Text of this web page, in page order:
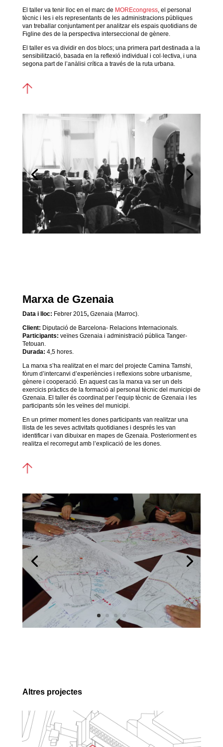
El taller va tenir lloc en el marc de MOREcongress, el personal
tècnic i les i els representants de les administracions públiques
van treballar conjuntament per analitzar els espais quotidians de
Figline des de la perspectiva interseccional de gènere.
El taller es va dividir en dos blocs; una primera part destinada a la
sensibilització, basada en la reflexió individual i col·lectiva, i una
segona part de l’anàlisi crítica a través de la ruta urbana.
Marxa de Gzenaia
Data i lloc: Febrer 2015, Gzenaia (Marroc).
Client: Diputació de Barcelona- Relacions Internacionals.
Participants: veïnes Gzenaia i administració pública Tanger-
Tetouan.
Durada: 4,5 hores.
La marxa s’ha realitzat en el marc del projecte Camina Tamshi,
fòrum d’intercanvi d’experiències i reflexions sobre urbanisme,
gènere i cooperació. En aquest cas la marxa va ser un dels
exercicis pràctics de la formació al personal tècnic del municipi de
Gzenaia. El taller és coordinat per l’equip tècnic de Gzenaia i les
participants són les veïnes del municipi.
En un primer moment les dones participants van realitzar una
llista de les seves activitats quotidianes i després les van
identificar i van dibuixar en mapes de Gzenaia. Posteriorment es
realitza el recorregut amb l’explicació de les dones.
Altres projectes